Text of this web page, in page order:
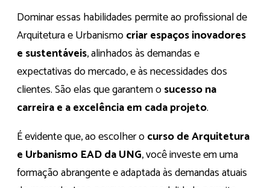
Dominar essas habilidades permite ao profissional de
Arquitetura e Urbanismocriar espaços inovadores
e sustentáveis, alinhados às demandas e
expectativas do mercado, e às necessidades dos
clientes. São elas que garantem osucesso na
carreira e a excelência em cada projeto.
É evidente que, ao escolher ocurso de Arquitetura
e Urbanismo EAD da UNG, você investe em uma
formação abrangente e adaptada às demandas atuais